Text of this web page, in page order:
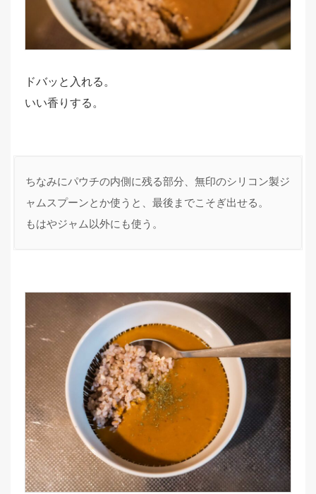
ドバッと入れる。
いい香りする。
ちなみにパウチの内側に残る部分、無印のシリコン製ジ
ャムスプーンとか使うと、最後までこそぎ出せる。